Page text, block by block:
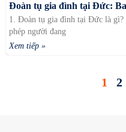
Đoàn tụ gia đình tại Đức:
1. Đoàn tụ gia đình tại Đức là gì?
phép người đang
Xem tiếp »
1 2